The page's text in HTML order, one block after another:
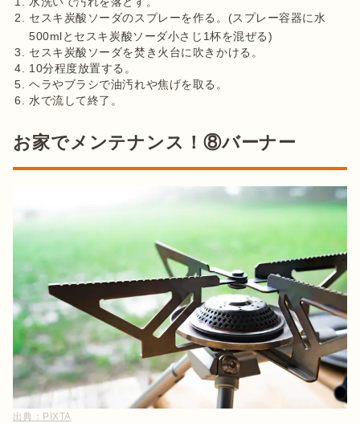
セスキ炭酸ソーダのスプレーを作る。(スプレー容器に水
500mlとセスキ炭酸ソーダ小さじ1杯を混ぜる)
セスキ炭酸ソーダを焚き火台に吹きかける。
10分程度放置する。
ヘラやブラシで油汚れや焦げを取る。
水で流して終了。
お家でメンテナンス！⑧バーナー
出典： PIXTA